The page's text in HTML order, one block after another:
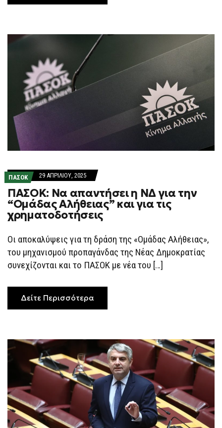
ΠΑΣΟΚ 29 ΑΠΡΙΛΊΟΥ, 2025
ΠΑΣΟΚ: Να απαντήσει η ΝΔ για την
“Ομάδας Αλήθειας” και για τις
χρηματοδοτήσεις
Οι αποκαλύψεις για τη δράση της «Ομάδας Αλήθειας»,
του μηχανισμού προπαγάνδας της Νέας Δημοκρατίας
συνεχίζονται και το ΠΑΣΟΚ με νέα του […]
Δείτε Περισσότερα